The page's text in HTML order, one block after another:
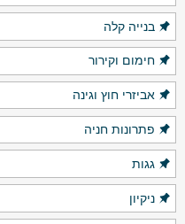
בנייה קלה
חימום וקירור
אביזרי חוץ וגינה
פתרונות חניה
גגות
ניקיון